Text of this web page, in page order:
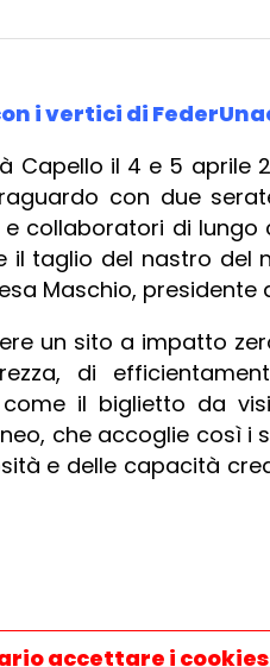
i vertici di
Capello il 4 e 5 aprile
con due
collaboratori di lungo
il taglio del nastro del
Maschio, presidente
un sito a impatto
di
il biglietto da
che accoglie così i
e delle capacità
accettare i